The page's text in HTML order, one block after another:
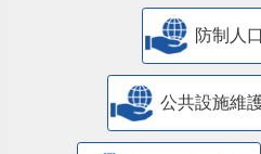
防制人
公共設施維